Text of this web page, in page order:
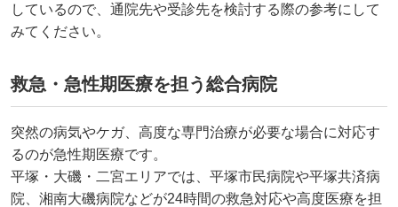
しているので、通院先や受診先を検討する際の参考にして
みてください。
救急・急性期医療を担う総合病院
突然の病気やケガ、高度な専門治療が必要な場合に対応す
るのが急性期医療です。
平塚・大磯・二宮エリアでは、平塚市民病院や平塚共済病
院、湘南大磯病院などが24時間の救急対応や高度医療を担